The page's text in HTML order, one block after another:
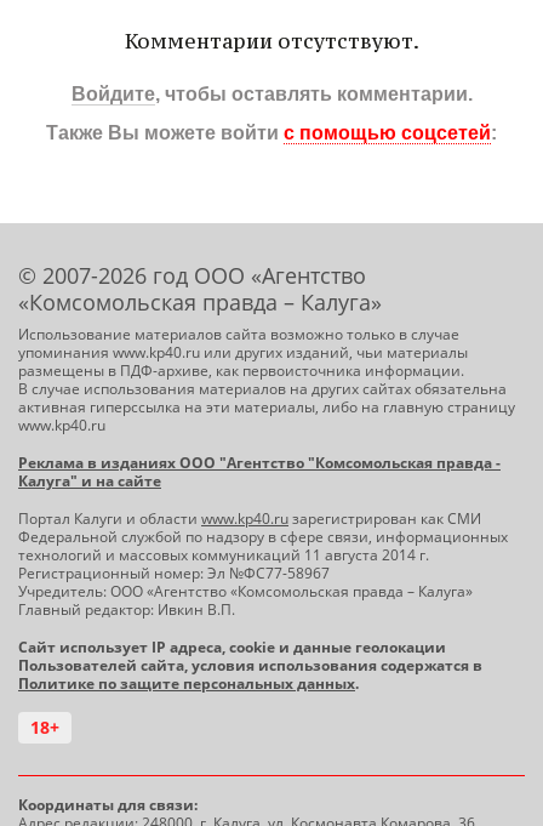
Комментарии отсутствуют.
Войдите, чтобы оставлять комментарии.
Также Вы можете войти с помощью соцсетей:
© 2007-2026 год ООО «Агентство
«Комсомольская правда – Калуга»
Использование материалов сайта возможно только в случае
упоминания www.kp40.ru или других изданий, чьи материалы
размещены в ПДФ-архиве, как первоисточника информации.
В случае использования материалов на других сайтах обязательна
активная гиперссылка на эти материалы, либо на главную страницу
www.kp40.ru
Реклама в изданиях ООО "Агентство "Комсомольская правда -
Калуга" и на сайте
Портал Калуги и области www.kp40.ruзарегистрирован как СМИ
Федеральной службой по надзору в сфере связи, информационных
технологий и массовых коммуникаций 11 августа 2014 г.
Регистрационный номер: Эл №ФС77-58967
Учредитель: ООО «Агентство «Комсомольская правда – Калуга»
Главный редактор: Ивкин В.П.
Сайт использует IP адреса, cookie и данные геолокации
Пользователей сайта, условия использования содержатся в
Политике по защите персональных данных.
18+
Координаты для связи: